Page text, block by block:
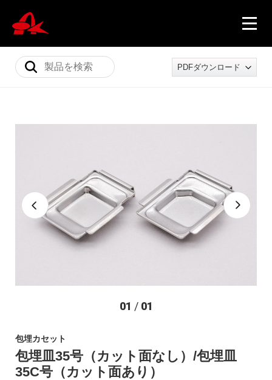
会社概要
採用情報
PDFダウンロード
01 / 01
包埋カセット
包埋皿35号（カット面なし）/包埋皿
35C号（カット面あり）